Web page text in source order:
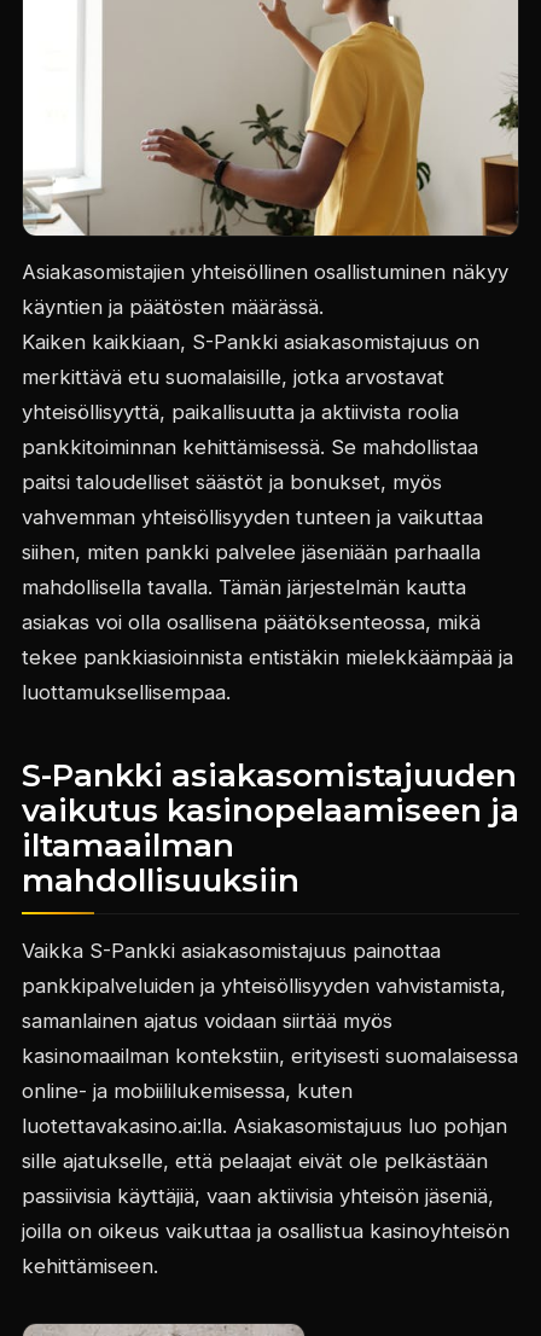
Asiakasomistajien yhteisöllinen osallistuminen näkyy
käyntien ja päätösten määrässä.
Kaiken kaikkiaan, S-Pankki asiakasomistajuus on
merkittävä etu suomalaisille, jotka arvostavat
yhteisöllisyyttä, paikallisuutta ja aktiivista roolia
pankkitoiminnan kehittämisessä. Se mahdollistaa
paitsi taloudelliset säästöt ja bonukset, myös
vahvemman yhteisöllisyyden tunteen ja vaikuttaa
siihen, miten pankki palvelee jäseniään parhaalla
mahdollisella tavalla. Tämän järjestelmän kautta
asiakas voi olla osallisena päätöksenteossa, mikä
tekee pankkiasioinnista entistäkin mielekkäämpää ja
luottamuksellisempaa.
S-Pankki asiakasomistajuuden
vaikutus kasinopelaamiseen ja
iltamaailman
mahdollisuuksiin
Vaikka S-Pankki asiakasomistajuus painottaa
pankkipalveluiden ja yhteisöllisyyden vahvistamista,
samanlainen ajatus voidaan siirtää myös
kasinomaailman kontekstiin, erityisesti suomalaisessa
online- ja mobiililukemisessa, kuten
luotettavakasino.ai:lla. Asiakasomistajuus luo pohjan
sille ajatukselle, että pelaajat eivät ole pelkästään
passiivisia käyttäjiä, vaan aktiivisia yhteisön jäseniä,
joilla on oikeus vaikuttaa ja osallistua kasinoyhteisön
kehittämiseen.